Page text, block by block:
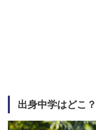
出身中学はどこ？